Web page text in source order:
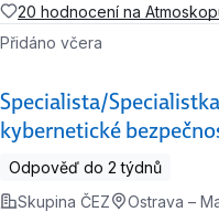
20 hodnocení na
Specialista/
kybernetické
Přidáno včera
Odpověď do 2 týdnů
Skupina ČEZ
Ostrava –